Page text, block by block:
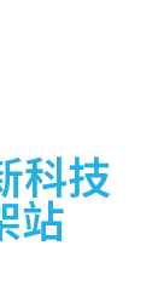
科技
站